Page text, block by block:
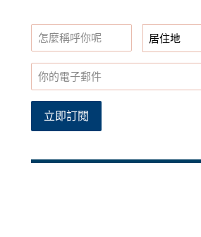
居住地
立即訂閱